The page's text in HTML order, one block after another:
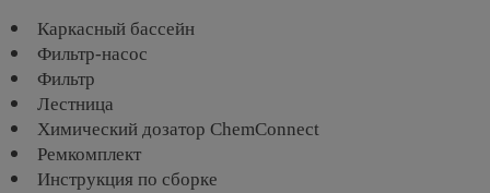
Каркасный бассейн
Фильтр-насос
Фильтр
Лестница
Химический дозатор ChemConnect
Ремкомплект
Инструкция по сборке